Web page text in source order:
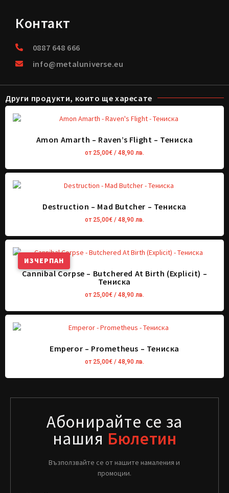
Контакт
0887 648 666
info@metaluniverse.eu
Други продукти, които ще харесате
Amon Amarth – Raven’s Flight – Тениска
от 25,00€ / 48,90 лв.
Destruction – Mad Butcher – Тениска
от 25,00€ / 48,90 лв.
ИЗЧЕРПАН
Cannibal Corpse – Butchered At Birth (Explicit) –
Тениска
от 25,00€ / 48,90 лв.
Emperor – Prometheus – Тениска
от 25,00€ / 48,90 лв.
Абонирайте се за
нашия Бюлетин
Възползвайте се от нашите намаления и
промоции.